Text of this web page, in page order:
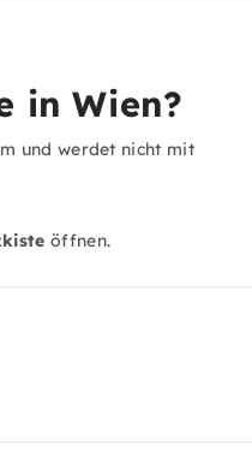
in Wien?
und werdet nicht mit
öffnen.